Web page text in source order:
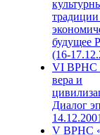
будущее
(16-
VI ВРНС
вера и
Диалог
V ВРНС